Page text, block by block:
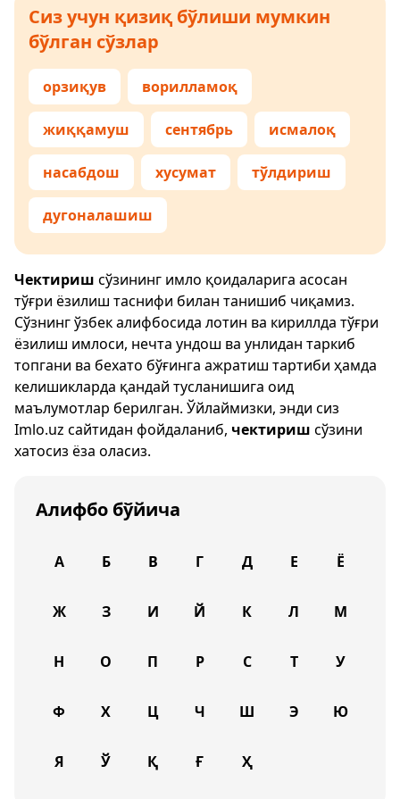
Сиз учун қизиқ бўлиши мумкин
бўлган сўзлар
орзиқув ворилламоқ
жиққамуш сентябрь исмалоқ
насабдош хусумат тўлдириш
дугоналашиш
Чектириш сўзининг имло қоидаларига асосан
тўғри ёзилиш таснифи билан танишиб чиқамиз.
Сўзнинг ўзбек алифбосида лотин ва кириллда тўғри
ёзилиш имлоси, нечта ундош ва унлидан таркиб
топгани ва бехато бўғинга ажратиш тартиби ҳамда
келишикларда қандай тусланишига оид
маълумотлар берилган. Ўйлаймизки, энди сиз
Imlo.uz сайтидан фойдаланиб, чектириш сўзини
хатосиз ёза оласиз.
Алифбо бўйича
А Б В Г Д Е Ё
Ж З И Й К Л М
Н О П Р С Т У
Ф Х Ц Ч Ш Э Ю
Я Ў Қ Ғ Ҳ